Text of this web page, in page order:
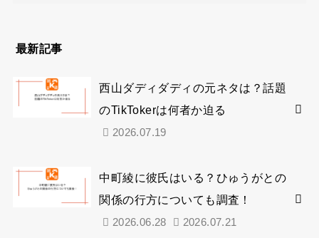
最新記事
西山ダディダディの元ネタは？話題
のTikTokerは何者か迫る
2026.07.19
中町綾に彼氏はいる？ひゅうがとの
関係の行方についても調査！
2026.06.28 2026.07.21